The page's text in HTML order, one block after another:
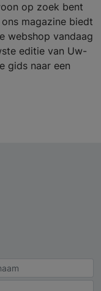
op zoek bent
magazine biedt
webshop vandaag
editie van Uw-
gids naar een